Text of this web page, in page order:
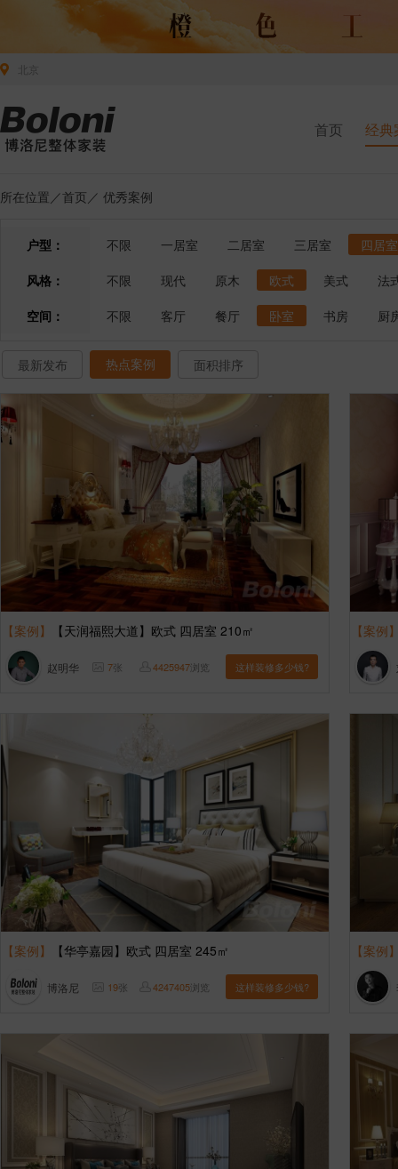
首页 经典
所在位置／首页 ／ 优秀案例
户型： 不限 一居室 二居室 三居室
四居室
风格：
不限 现代 原木 欧式 美式
法
空间：
不限 客厅 餐厅 卧室 书房 厨
最新发布 热点案例 面积排序
【案例】 【天润福熙大道】欧式 四居室 210㎡
赵明华 7张 4425947浏览 这样装修多少钱?
【案例
【案例】 【华亭嘉园】欧式 四居室 245㎡
博洛尼 19张 4247405浏览 这样装修多少钱?
【案例